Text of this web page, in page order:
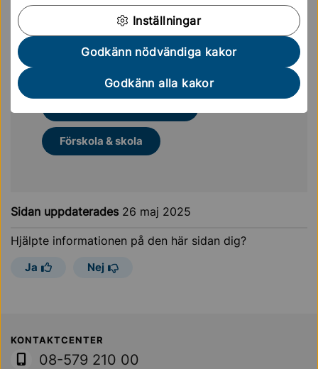
Inställningar
Godkänn nödvändiga kakor
Godkänn alla kakor
Helenelundsskolan
Förskola & skola
Sidan uppdaterades 26 maj 2025
Hjälpte informationen på den här sidan dig?
Ja Nej
Sollentuna Kommun
KONTAKTCENTER
08-579 210 00